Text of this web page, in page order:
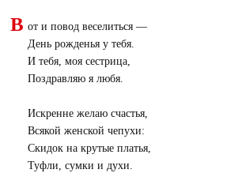
В от и повод веселиться —
День рожденья у тебя.
И тебя, моя сестрица,
Поздравляю я любя.
Искренне желаю счастья,
Всякой женской чепухи:
Скидок на крутые платья,
Туфли, сумки и духи.